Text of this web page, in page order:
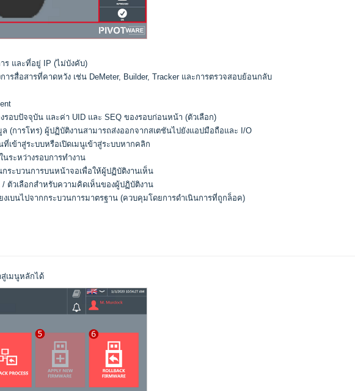
ร และที่อยู่ IP (ไม่บังคับ)
รสื่อสารที่คาดหวัง เช่น DeMeter, Builder, Tracker และการตรวจสอบย้อนกลับ
อบปัจจุบัน และค่า UID และ SEQ ของรอบก่อนหน้า (ตัวเลือก)
(การโทร) ผู้ปฏิบัติงานสามารถส่งออกจากสเตชันไปยังแอปมือถือและ I/O
ข้าสู่ระบบหรือเปิดเมนูเข้าสู่ระบบหากคลิก
ระหว่างรอบการทำงาน
ะบวนการบนหน้าจอเพื่อให้ผู้ปฏิบัติงานเห็น
วเลือกสำหรับความคิดเห็นของผู้ปฏิบัติงาน
เบนไปจากกระบวนการมาตรฐาน (ควบคุมโดยการดำเนินการที่ถูกล็อค)
เมนูหลักได้